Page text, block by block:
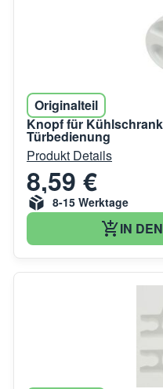
Originalteil
Knopf für
Türbedienung
Produkt Details
8,59 €
8-15 Werktage
IN